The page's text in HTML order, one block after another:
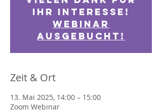
Ihr Interesse!
Webinar
ausgebucht!
Zeit & Ort
13. Mai 2025, 14:00 – 15:00
Zoom Webinar